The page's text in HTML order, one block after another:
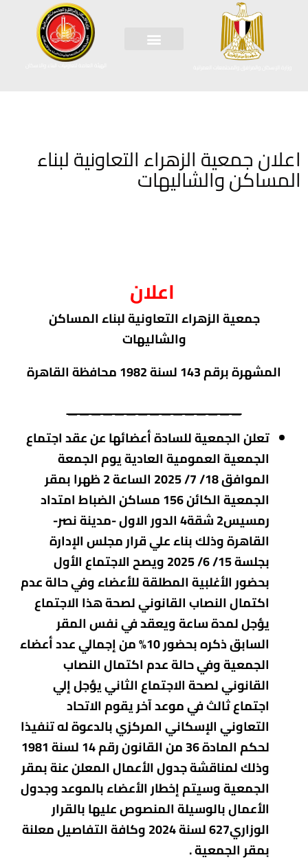
الهيئة العامة لتعاونيات البناء والاسكان
اعلان جمعية الزهراء التعاونية لبناء
المساكن والشاليهات
اعلان
جمعية الزهراء التعاونية لبناء المساكن
والشاليهات
المشهرة برقم 143
لسنة 1982 محافظة القاهرة
_______________
تعلن الجمعية للسادة أعضائها عن عقد اجتماع
الجمعية العمومية العادية يوم الجمعة
الموافق 18/ 7/ 2025 الساعة 2 ظهرا بمقر
الجمعية الكائن 156 مساكن الضباط امتداد
رمسيس2 شقة4 الدور الاول -مدينة نصر-
القاهرة وذلك بناء علي قرار مجلس الإدارة
بجلسة 15/ 6/ 2025 ويصح الاجتماع الأول
بحضور الأغلبية المطلقة للأعضاء وفي حالة عدم
اكتمال النصاب القانوني لصحة هذا الاجتماع
يؤجل لمدة ساعة ويعقد في نفس المقر
السابق ذكره بحضور 10% من إجمالي عدد أعضاء
الجمعية وفي حالة عدم اكتمال النصاب
القانوني لصحة الاجتماع الثاني يؤجل إلي
اجتماع ثالث في موعد آخر يقوم الاتحاد
التعاوني الإسكاني المركزي بالدعوة له تنفيذا
لحكم المادة 36 من القانون رقم 14 لسنة 1981
وذلك لمناقشة جدول الأعمال المعلن عنة بمقر
الجمعية وسيتم إخطار الأعضاء بالموعد وجدول
الأعمال بالوسيلة المنصوص عليها بالقرار
الوزاري627 لسنة 2024 وكافة التفاصيل معلنة
بمقر الجمعية .